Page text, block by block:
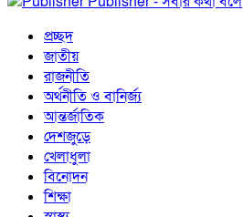
প্রচ্ছদ
জাতীয়
রাজনীতি
অর্থনীতি ও বানির্জ্য
আন্তর্জাতিক
দেশজুড়ে
খেলাধুলা
বিনোদন
শিক্ষা